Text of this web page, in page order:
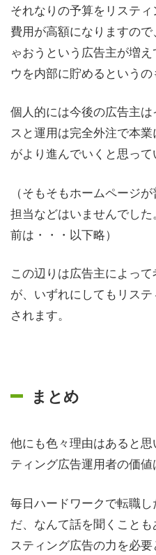
それなりの予算をリステ
費用が高額になりますの
ゃおうという広告主が増
ウを内部に貯めるというの
個人的には今後の広告主
スと運用は完全外注で本
がより進んでいくと思って
（そもそもホームページ
担当などはいませんでし
前は・・・以下略）
この辺りは広告主によっ
が、いずれにしてもリス
されます。
まとめ
他にも色々理由はあると
ティング広告運用者の価値
毎日ハードワークで転職
だ、なんて話を聞くこと
スティング広告の力を必